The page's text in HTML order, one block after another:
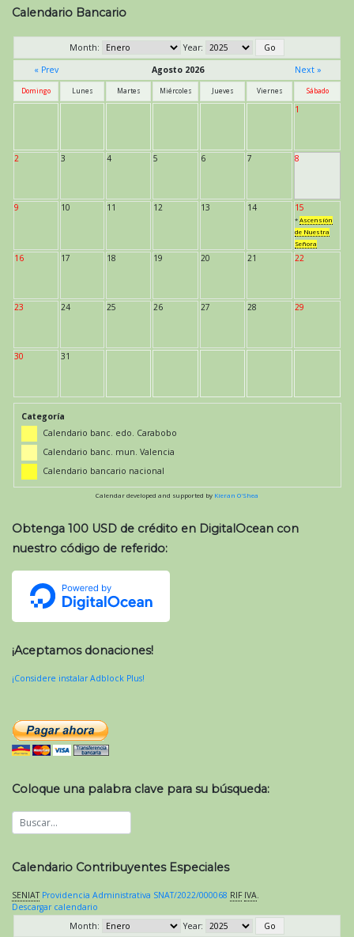
Calendario Bancario
Month:
Year:
« Prev
Agosto 2026 Next »
Domingo Lunes Martes Miércoles Jueves Viernes Sábado
1
2 3 4 5 6 7 8
9 10 11 12 13 14 15
* Ascensión
de Nuestra
Señora
16 17 18 19 20 21 22
23 24 25 26 27 28 29
30 31
Categoría
Calendario banc. edo. Carabobo
Calendario banc. mun. Valencia
Calendario bancario nacional
Calendar developed and supported by Kieran O'Shea
Obtenga 100 USD de crédito en DigitalOcean con
nuestro código de referido:
¡Aceptamos donaciones!
¡Considere instalar Adblock Plus!
Coloque una palabra clave para su búsqueda:
Calendario Contribuyentes Especiales
SENIAT Providencia Administrativa SNAT/2022/000068 RIF IVA.
Descargar calendario
Month:
Year: